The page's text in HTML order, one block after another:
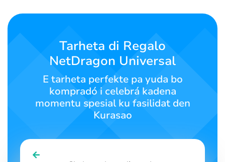
Kontakto
Tarheta di Regalo
NetDragon Universal
E tarheta perfekte pa yuda bo
kompradó i celebrá kadena
momentu spesial ku fasilidat den
Kurasao